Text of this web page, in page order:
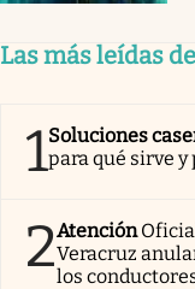
Las más leídas
1Soluciones
para qué sirve
2Atención
Veracruz
los